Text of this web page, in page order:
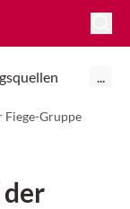
...
Fiege-Gruppe